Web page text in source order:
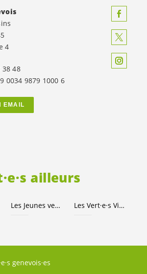
ailleurs
Les Jeunes vert-e-s Les Vert·e·s Ville de Genève
4
38 48
0034 9879 1000 6
EMAIL
genevois·es